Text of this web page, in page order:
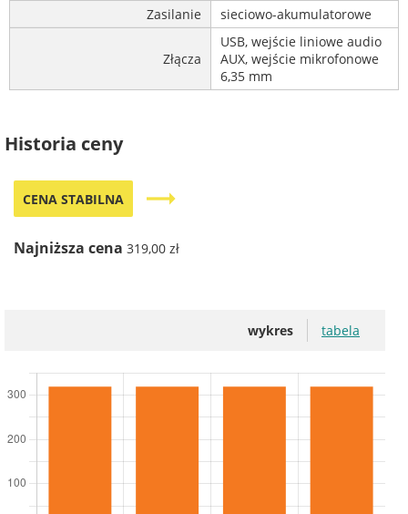
Zasilanie
sieciowo-akumulatorowe
Złącza
USB, wejście liniowe audio
AUX, wejście mikrofonowe
6,35 mm
Historia ceny
CENA STABILNA trending_flat
Najniższa cena 319,00 zł
wykres tabela